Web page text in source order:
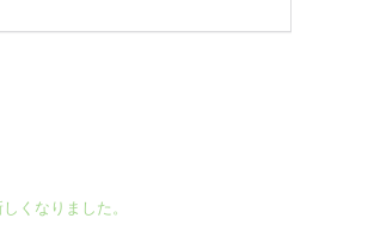
くなりました。